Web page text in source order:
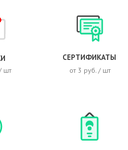
шт от 3 руб. / шт
СЕРТИФИКАТЫ